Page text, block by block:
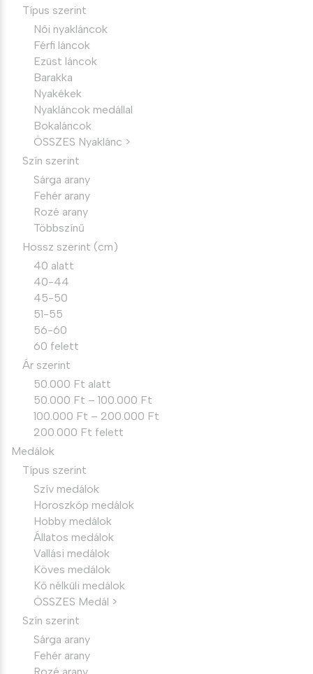
Típus szerint
Női nyakláncok
Férfi láncok
Ezüst láncok
Barakka
Nyakékek
Nyakláncok medállal
Bokaláncok
ÖSSZES Nyaklánc >
Szín szerint
Sárga arany
Fehér arany
Rozé arany
Többszínű
Hossz szerint (cm)
40 alatt
40-44
45-50
51-55
56-60
60 felett
Ár szerint
50.000 Ft alatt
50.000 Ft – 100.000 Ft
100.000 Ft – 200.000 Ft
200.000 Ft felett
Medálok
Típus szerint
Szív medálok
Horoszkóp medálok
Hobby medálok
Állatos medálok
Vallási medálok
Köves medálok
Kő nélküli medálok
ÖSSZES Medál >
Szín szerint
Sárga arany
Fehér arany
Rozé arany